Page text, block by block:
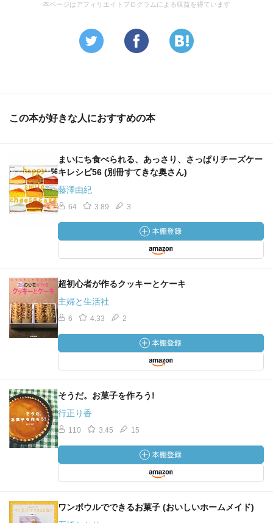
本ページはアフィリエイトプログラムによる収益を得ています
この本が好きな人におすすめの本
まいにち食べられる、あっさり、さっぱりチーズケー
キレシピ56 (別冊すてきな奥さん)
藤澤由紀
64 3.89 3
超初心者が作るクッキーとケーキ
主婦と生活社
6 4.33 2
そうだ。お菓子を作ろう!
行正り香
110 3.45 15
ワンボウルでできるお菓子 (おいしいホームメイド)